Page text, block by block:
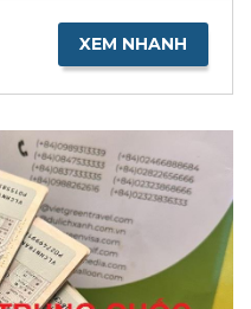
XEM NHANH